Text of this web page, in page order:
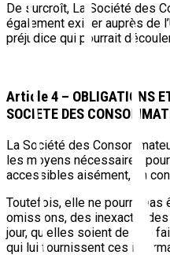
De surcroît, La Société des
également exiger auprès de
préjudice qui pourrait
Article 4 – OBLIGATIONS
SOCIETE DES
La Société des
les moyens nécessaires
accessibles aisément, en
Toutefois, elle ne pourra pas
omissions, des
jour, qu’elles soient de son
qui lui fournissent ces